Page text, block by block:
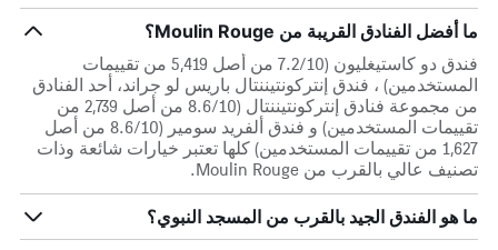
ما أفضل الفنادق القريبة من Moulin Rouge؟
فندق دو كاستيغليون (7.2/10 من أصل 5,419 من تقييمات
المستخدمين) ، فندق ‫‫إنتركونتيننتال باريس لو جراند‬‬، أحد الفنادق
من مجموعة فنادق إنتركونتيننتال (8.6/10 من أصل 2,739 من
تقييمات المستخدمين) و فندق ألفريد سومير (8.6/10 من أصل
1,627 من تقييمات المستخدمين) كلها تعتبر خيارات شائعة وذات
تصنيف عالي بالقرب من Moulin Rouge.
ما هو الفندق الجيد بالقرب من المسجد النبوي؟